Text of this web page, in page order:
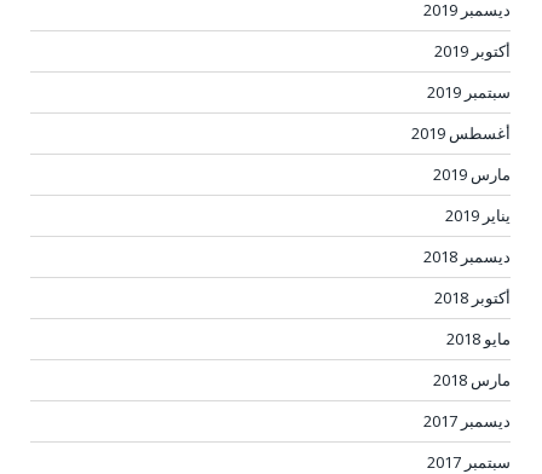
ديسمبر 2019
أكتوبر 2019
سبتمبر 2019
أغسطس 2019
مارس 2019
يناير 2019
ديسمبر 2018
أكتوبر 2018
مايو 2018
مارس 2018
ديسمبر 2017
سبتمبر 2017